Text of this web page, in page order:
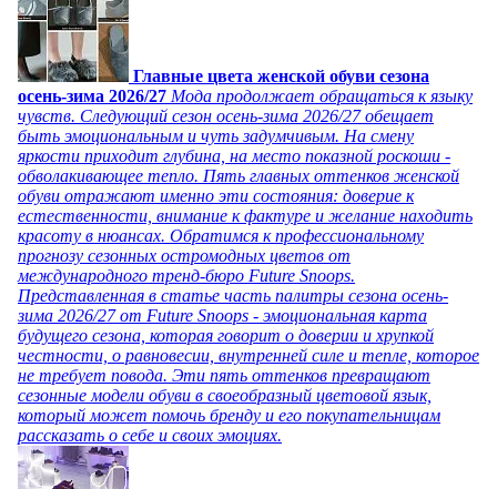
Главные цвета женской обуви сезона
осень-зима 2026/27 Мода продолжает обращаться к языку
чувств. Следующий сезон осень-зима 2026/27 обещает
быть эмоциональным и чуть задумчивым. На смену
яркости приходит глубина, на место показной роскоши -
обволакивающее тепло. Пять главных оттенков женской
обуви отражают именно эти состояния: доверие к
естественности, внимание к фактуре и желание находить
красоту в нюансах. Обратимся к профессиональному
прогнозу сезонных остромодных цветов от
международного тренд-бюро Future Snoops.
Представленная в статье часть палитры сезона осень-
зима 2026/27 от Future Snoops - эмоциональная карта
будущего сезона, которая говорит о доверии и хрупкой
честности, о равновесии, внутренней силе и тепле, которое
не требует повода. Эти пять оттенков превращают
сезонные модели обуви в своеобразный цветовой язык,
который может помочь бренду и его покупательницам
рассказать о себе и своих эмоциях.